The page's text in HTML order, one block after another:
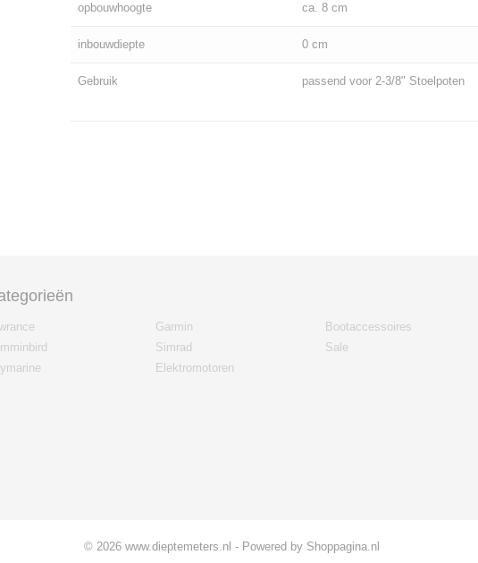
opbouwhoogte ca. 8 cm
inbouwdiepte 0 cm
Gebruik passend voor 2-3/8" Stoelpoten
Garmin
Simrad
Elektromotoren
Bootaccessoires
Sale
© 2026 www.dieptemeters.nl - Powered by Shoppagina.nl